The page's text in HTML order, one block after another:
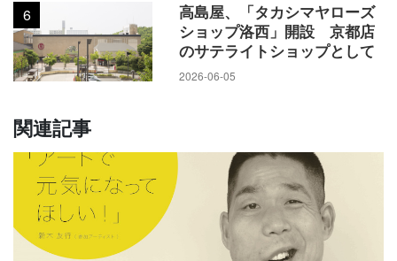
6
高島屋、「タカシマヤローズ
ショップ洛西」開設 京都店
のサテライトショップとして
2026-06-05
関連記事